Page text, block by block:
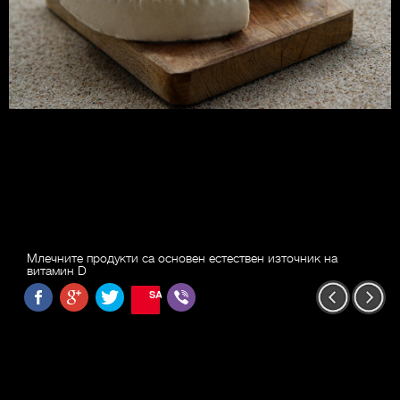
Млечните продукти са основен естествен източник на
витамин D
SAVE